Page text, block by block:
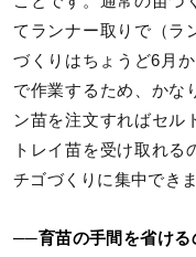
てランナー取りで（ラ
づくりはちょうど6月
で作業するため、かな
ン苗を注文すればセル
トレイ苗を受け取れる
チゴづくりに集中できま
──育苗の手間を省ける